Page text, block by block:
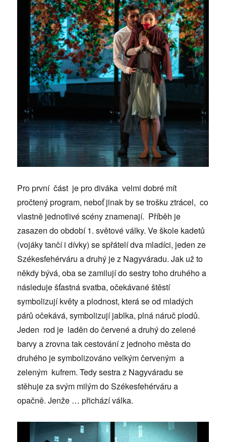
Pro první část je pro diváka velmi dobré mít
pročtený program, neboť jinak by se trošku ztrácel, co
vlastně jednotlivé scény znamenají. Příběh je
zasazen do období 1. světové války. Ve škole kadetů
(vojáky tančí i dívky) se spřátelí dva mladíci, jeden ze
Székesfehérváru a druhý je z Nagyváradu. Jak už to
někdy bývá, oba se zamilují do sestry toho druhého a
následuje šťastná svatba, očekávané štěstí
symbolizují květy a plodnost, která se od mladých
párů očekává, symbolizují jablka, plná náruč plodů.
Jeden rod je laděn do červené a druhý do zelené
barvy a zrovna tak cestování z jednoho města do
druhého je symbolizováno velkým červeným a
zeleným kufrem. Tedy sestra z Nagyváradu se
stěhuje za svým milým do Székesfehérváru a
opačně. Jenže … přichází válka.